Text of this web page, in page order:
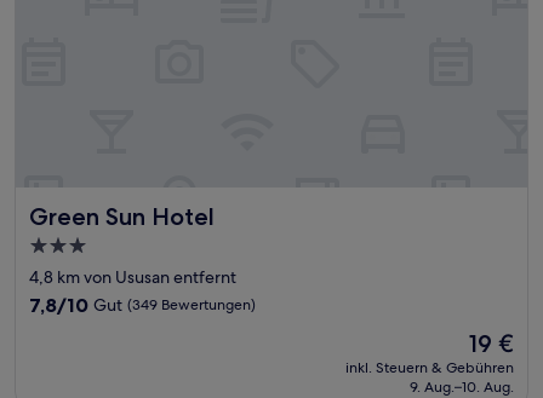
Green Sun Hotel
Green Sun Hotel
3.0-
Sterne-
Unterkunft
4,8 km von Ususan entfernt
7.8
7,8/10 Gut (349 Bewertungen)
Der
Preis
beträgt
19 €
inkl. Steuern & Gebühren
9. Aug.–10. Aug.